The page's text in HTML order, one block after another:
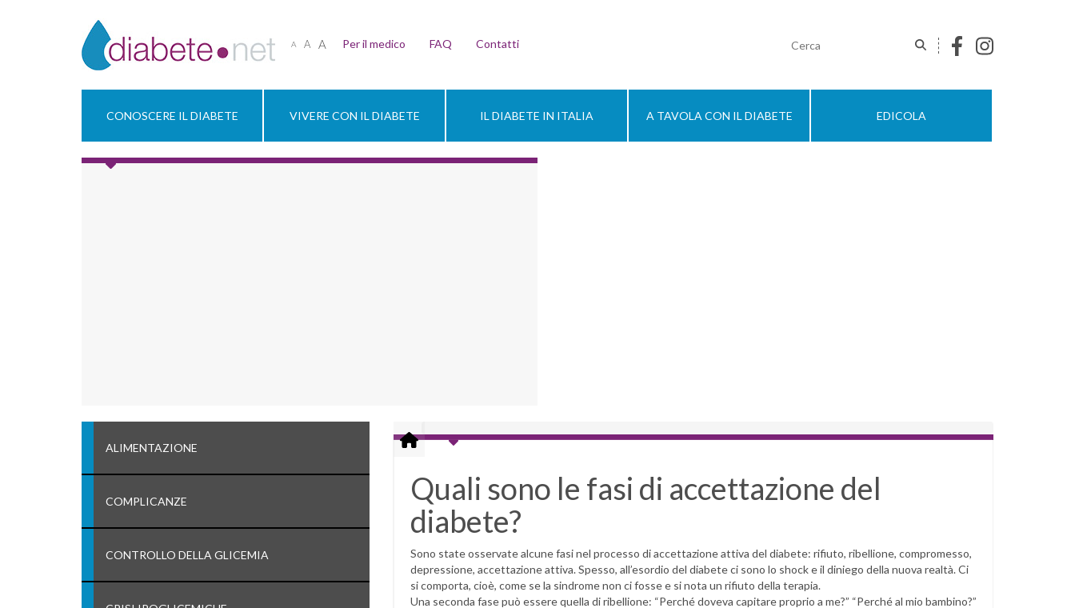
A A A Per il medico FAQ Contatti
CONOSCERE IL DIABETE VIVERE CON IL DIABETE IL DIABETE IN ITALIA A TAVOLA CON IL DIABETE EDICOLA
ALIMENTAZIONE
COMPLICANZE
CONTROLLO DELLA GLICEMIA
Quali sono le fasi di accettazione del
diabete?
Sono state osservate alcune fasi nel processo di accettazione attiva del diabete: rifiuto, ribellione, compromesso,
depressione, accettazione attiva. Spesso, all’esordio del diabete ci sono lo shock e il diniego della nuova realtà. Ci
si comporta, cioè, come se la sindrome non ci fosse e si nota un rifiuto della terapia.
Una seconda fase può essere quella di ribellione: “Perché doveva capitare proprio a me?” “Perché al mio bambino?”